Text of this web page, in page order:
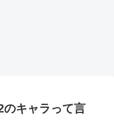
のキャラって言